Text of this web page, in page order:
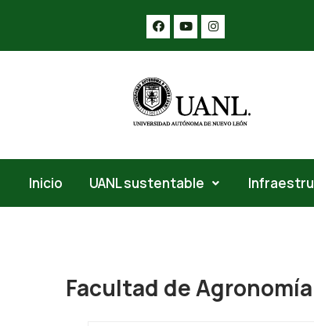
Inicio UANL sustentable
Facultad de Agronomía